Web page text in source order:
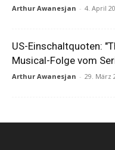
Arthur Awanesjan - 4. April
US-Einschaltquoten:
Musical-Folge vom
Arthur Awanesjan - 29. März